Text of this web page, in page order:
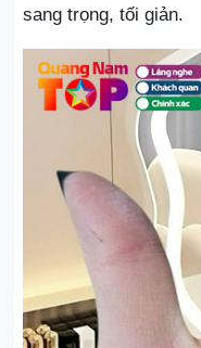
sang trọng, tối giản.